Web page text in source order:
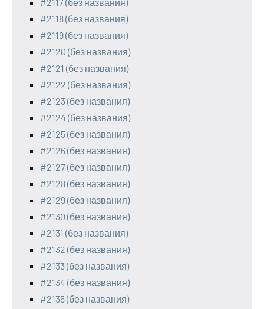
#2117 (без названия)
#2118 (без названия)
#2119 (без названия)
#2120 (без названия)
#2121 (без названия)
#2122 (без названия)
#2123 (без названия)
#2124 (без названия)
#2125 (без названия)
#2126 (без названия)
#2127 (без названия)
#2128 (без названия)
#2129 (без названия)
#2130 (без названия)
#2131 (без названия)
#2132 (без названия)
#2133 (без названия)
#2134 (без названия)
#2135 (без названия)